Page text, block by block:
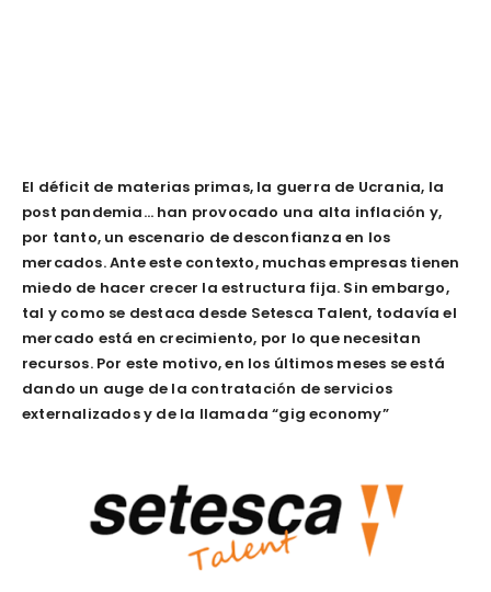
El déficit de materias primas, la guerra de Ucrania, la
post pandemia… han provocado una alta inflación y,
por tanto, un escenario de desconfianza en los
mercados. Ante este contexto, muchas empresas tienen
miedo de hacer crecer la estructura fija. Sin embargo,
tal y como se destaca desde Setesca Talent, todavía el
mercado está en crecimiento, por lo que necesitan
recursos. Por este motivo, en los últimos meses se está
dando un auge de la contratación de servicios
externalizados y de la llamada “gig economy”